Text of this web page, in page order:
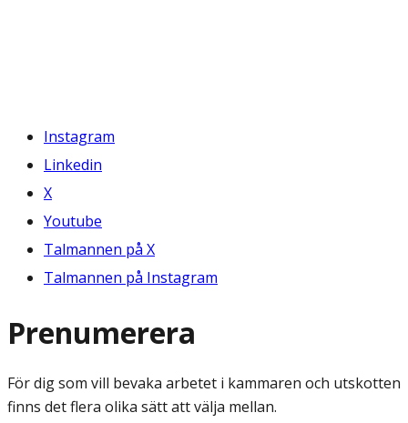
Instagram
Linkedin
X
Youtube
Talmannen på X
Talmannen på Instagram
Prenumerera
För dig som vill bevaka arbetet i kammaren och utskotten
finns det flera olika sätt att välja mellan.